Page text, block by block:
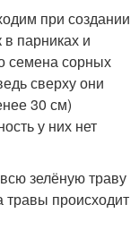
при создании
в парниках и
семена сорных
сверху они
30 см)
у них нет
зелёную траву
травы происходит